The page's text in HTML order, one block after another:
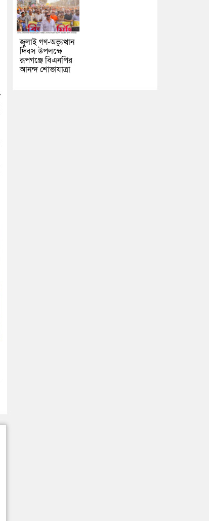
জুলাই গণ-অভ্যুত্থান
দিবস উপলক্ষে
রূপগঞ্জে বিএনপির
আনন্দ শোভাযাত্রা